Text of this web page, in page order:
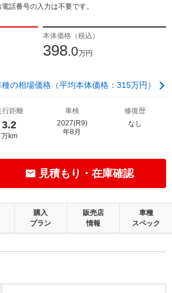
話番号の入力は不要です。
本体価格（税込）
398.0万円
種の相場価格（平均本体価格：315万円）
行距離
3.2
万km
車検
2027(R9)
年8月
修復歴
なし
見積もり・在庫確認
購入
プラン
販売店
情報
車種
スペック